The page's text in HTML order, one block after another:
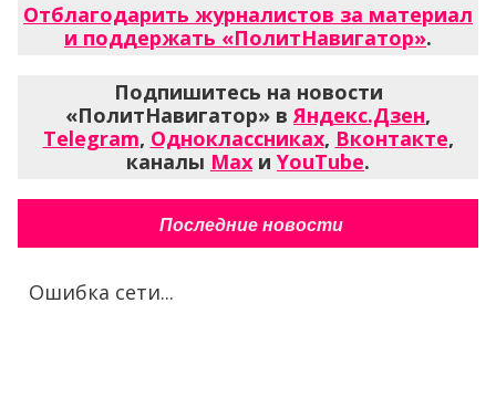
Отблагодарить журналистов за материал
и поддержать «ПолитНавигатор».
Подпишитесь на новости
«ПолитНавигатор» вЯндекс.Дзен,
Telegram, Одноклассниках, Вконтакте,
каналы Max и YouTube.
Последние новости
Ошибка сети...